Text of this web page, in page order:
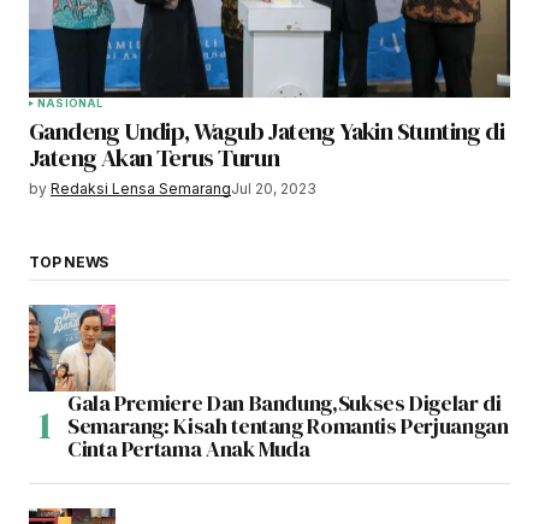
NASIONAL
Gandeng Undip, Wagub Jateng Yakin Stunting di
Jateng Akan Terus Turun
by Redaksi Lensa SemarangJul 20, 2023
TOP NEWS
Gala Premiere Dan Bandung,Sukses Digelar di
Semarang: Kisah tentang Romantis Perjuangan
Cinta Pertama Anak Muda